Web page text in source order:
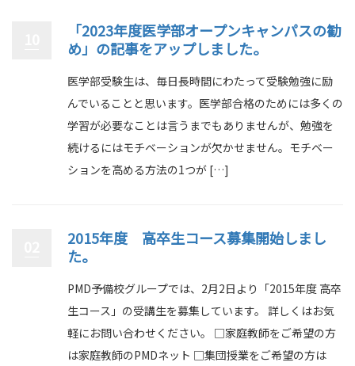
「2023年度医学部オープンキャンパスの勧
め」の記事をアップしました。
医学部受験生は、毎日長時間にわたって受験勉強に励
んでいることと思います。医学部合格のためには多くの
学習が必要なことは言うまでもありませんが、勉強を
続けるにはモチベーションが欠かせません。モチベー
ションを高める方法の1つが […]
2015年度 高卒生コース募集開始しまし
た。
PMD予備校グループでは、2月2日より「2015年度 高卒
生コース」の受講生を募集しています。 詳しくはお気
軽にお問い合わせください。 □家庭教師をご希望の方
は家庭教師のPMDネット □集団授業をご希望の方は